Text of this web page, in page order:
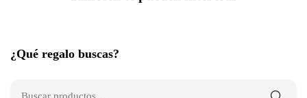
¿Qué regalo buscas?